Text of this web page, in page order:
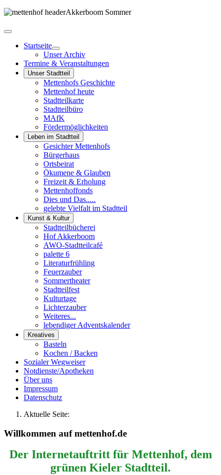
Startseite
Unser Archiv
Termine & Veranstaltungen
Unser Stadtteil
Mettenhofs Geschichte
Mettenhof heute
Stadtteilkarte
Stadtteilbüro
MAfK
Fördermöglichkeiten
Leben im Stadtteil
Gesichter Mettenhofs
Bürgerhaus
Ortsbeirat
Ökumene & Glauben
Freizeit & Erholung
Mettenhoffonds
Dies und Das.....
gelebte Vielfalt im Stadtteil
Kunst & Kultur
Stadtteilbücherei
Hof Akkerboom
AWO-Stadtteilcafé
palette 6
Literaturfrühling
Feuerzauber
Sommertheater
Stadtteilfest
Kulturtage
Lichterzauber
Weiteres...
lebendiger Adventskalender
Kreatives
Basteln
Kochen / Backen
Sozialer Wegweiser
Notdienste/Apotheken
Über uns
Impressum
Datenschutz
Aktuelle Seite:
Willkommen auf mettenhof.de
Der Internetauftritt für Mettenhof, dem
grünen Kieler Stadtteil.